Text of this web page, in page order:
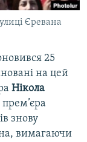
Єревана
25
на цей
Нікола
прем’єра
знову
вимагаючи